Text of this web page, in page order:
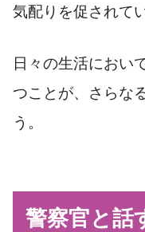
気配りを促されて
日々の生活におい
つことが、さらな
う。
警察官と話